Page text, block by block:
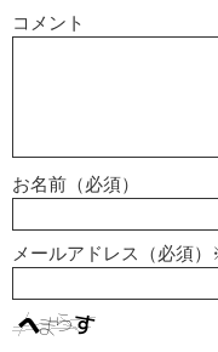
コメント
お名前（必須）
メールアドレス（必須